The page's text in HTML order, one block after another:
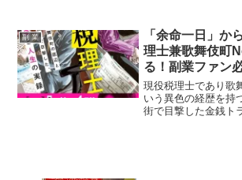
副業ファンにとっ
に直結する」プラッ
し、SNSを通じた多
広がることに期待が
副 業
「余命一日」か
理士兼歌舞伎町
る！副業ファン
士』が確定申告
現役税理士であり歌
いう異色の経歴を持
街で目撃した金銭ト